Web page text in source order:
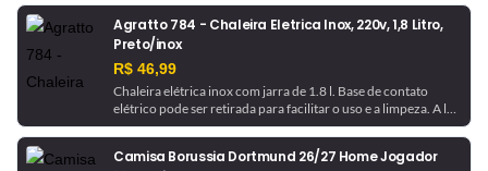
Agratto 784 - Chaleira Eletrica Inox, 220v, 1,8 Litro,
Preto/inox
R$ 46,99
Chaleira elétrica inox com jarra de 1.8 l. Base de contato
elétrico pode ser retirada para facilitar o uso e a limpeza. A luz
indicadora avisa quando a chaleira está em funcionamento e
Camisa Borussia Dortmund 26/27 Home Jogador